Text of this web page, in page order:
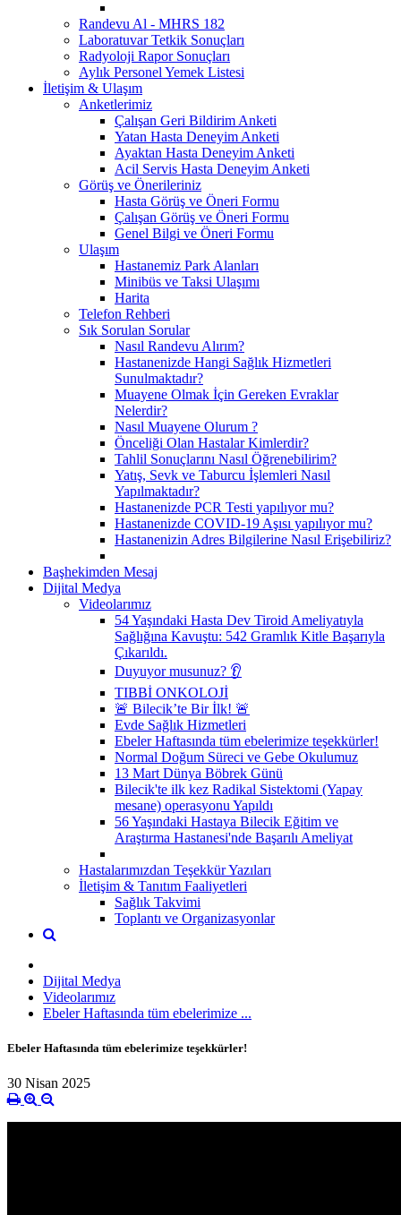
Randevu Al - MHRS 182
Laboratuvar Tetkik Sonuçları
Radyoloji Rapor Sonuçları
Aylık Personel Yemek Listesi
İletişim & Ulaşım
Anketlerimiz
Çalışan Geri Bildirim Anketi
Yatan Hasta Deneyim Anketi
Ayaktan Hasta Deneyim Anketi
Acil Servis Hasta Deneyim Anketi
Görüş ve Önerileriniz
Hasta Görüş ve Öneri Formu
Çalışan Görüş ve Öneri Formu
Genel Bilgi ve Öneri Formu
Ulaşım
Hastanemiz Park Alanları
Minibüs ve Taksi Ulaşımı
Harita
Telefon Rehberi
Sık Sorulan Sorular
Nasıl Randevu Alırım?
Hastanenizde Hangi Sağlık Hizmetleri
Sunulmaktadır?
Muayene Olmak İçin Gereken Evraklar
Nelerdir?
Nasıl Muayene Olurum ?
Önceliği Olan Hastalar Kimlerdir?
Tahlil Sonuçlarını Nasıl Öğrenebilirim?
Yatış, Sevk ve Taburcu İşlemleri Nasıl
Yapılmaktadır?
Hastanenizde PCR Testi yapılıyor mu?
Hastanenizde COVID-19 Aşısı yapılıyor mu?
Hastanenizin Adres Bilgilerine Nasıl Erişebiliriz?
Başhekimden Mesaj
Dijital Medya
Videolarımız
54 Yaşındaki Hasta Dev Tiroid Ameliyatıyla
Sağlığına Kavuştu: 542 Gramlık Kitle Başarıyla
Çıkarıldı.
Duyuyor musunuz? 👂
TIBBİ ONKOLOJİ
🚨 Bilecik’te Bir İlk! 🚨
Evde Sağlık Hizmetleri
Ebeler Haftasında tüm ebelerimize teşekkürler!
Normal Doğum Süreci ve Gebe Okulumuz
13 Mart Dünya Böbrek Günü
Bilecik'te ilk kez Radikal Sistektomi (Yapay
mesane) operasyonu Yapıldı
56 Yaşındaki Hastaya Bilecik Eğitim ve
Araştırma Hastanesi'nde Başarılı Ameliyat
Hastalarımızdan Teşekkür Yazıları
İletişim & Tanıtım Faaliyetleri
Sağlık Takvimi
Toplantı ve Organizasyonlar
Dijital Medya
Videolarımız
Ebeler Haftasında tüm ebelerimize ...
Ebeler Haftasında tüm ebelerimize teşekkürler!
30 Nisan 2025